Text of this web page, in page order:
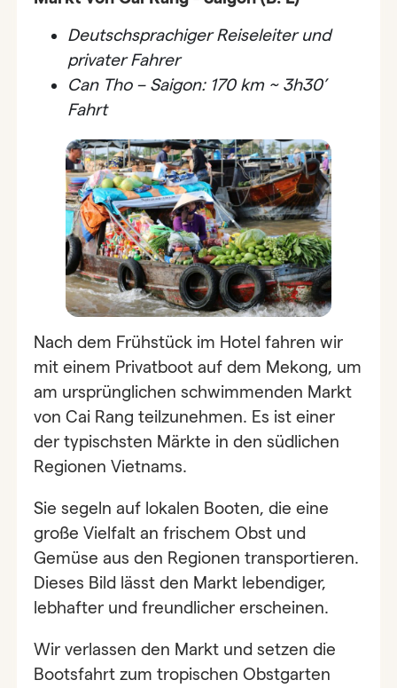
Deutschsprachiger Reiseleiter und
privater Fahrer
Can Tho – Saigon: 170 km ~ 3h30’
Fahrt
Nach dem Frühstück im Hotel fahren wir
mit einem Privatboot auf dem Mekong, um
am ursprünglichen schwimmenden Markt
von Cai Rang teilzunehmen. Es ist einer
der typischsten Märkte in den südlichen
Regionen Vietnams.
Sie segeln auf lokalen Booten, die eine
große Vielfalt an frischem Obst und
Gemüse aus den Regionen transportieren.
Dieses Bild lässt den Markt lebendiger,
lebhafter und freundlicher erscheinen.
Wir verlassen den Markt und setzen die
Bootsfahrt zum tropischen Obstgarten